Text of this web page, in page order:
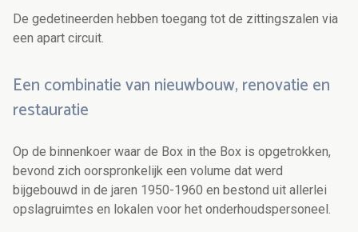
De gedetineerden hebben toegang tot de zittingszalen via
een apart circuit.
Een combinatie van nieuwbouw, renovatie en
restauratie
Op de binnenkoer waar de Box in the Box is opgetrokken,
bevond zich oorspronkelijk een volume dat werd
bijgebouwd in de jaren 1950-1960 en bestond uit allerlei
opslagruimtes en lokalen voor het onderhoudspersoneel.